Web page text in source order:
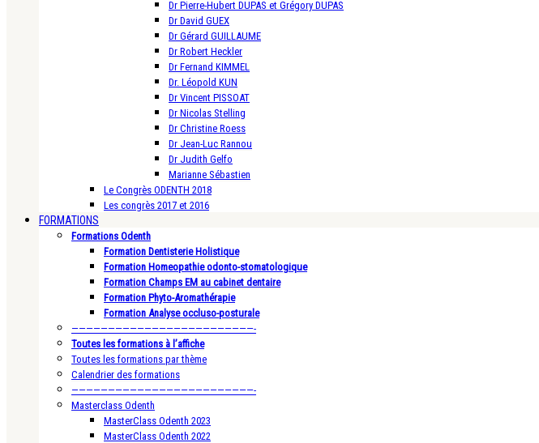
Dr Pierre-Hubert DUPAS et Grégory DUPAS
Dr David GUEX
Dr Gérard GUILLAUME
Dr Robert Heckler
Dr Fernand KIMMEL
Dr. Léopold KUN
Dr Vincent PISSOAT
Dr Nicolas Stelling
Dr Christine Roess
Dr Jean-Luc Rannou
Dr Judith Gelfo
Marianne Sébastien
Le Congrès ODENTH 2018
Les congrès 2017 et 2016
FORMATIONS
Formations Odenth
Formation Dentisterie Holistique
Formation Homeopathie odonto-stomatologique
Formation Champs EM au cabinet dentaire
Formation Phyto-Aromathérapie
Formation Analyse occluso-posturale
—————————————————————————-
Toutes les formations à l’affiche
Toutes les formations par thème
Calendrier des formations
—————————————————————————-
Masterclass Odenth
MasterClass Odenth 2023
MasterClass Odenth 2022